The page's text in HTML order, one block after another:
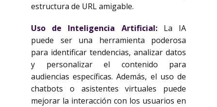
estructura de URL amigable.
Uso de Inteligencia Artificial:La IA
puede ser una herramienta poderosa
para identificar tendencias, analizar datos
y personalizar el contenido para
audiencias específicas. Además, el uso de
chatbots o asistentes virtuales puede
mejorar la interacción con los usuarios en